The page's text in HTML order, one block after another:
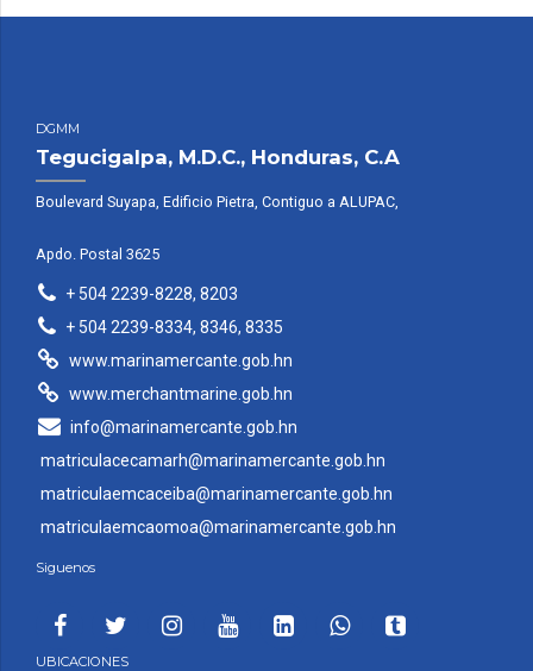
DGMM
Tegucigalpa, M.D.C., Honduras, C.A
Boulevard Suyapa, Edificio Pietra, Contiguo a ALUPAC,
Apdo. Postal 3625
+ 504 2239-8228, 8203
+ 504 2239-8334, 8346, 8335
www.marinamercante.gob.hn
www.merchantmarine.gob.hn
info@marinamercante.gob.hn
matriculacecamarh@marinamercante.gob.hn
matriculaemcaceiba@marinamercante.gob.hn
matriculaemcaomoa@marinamercante.gob.hn
Siguenos
UBICACIONES